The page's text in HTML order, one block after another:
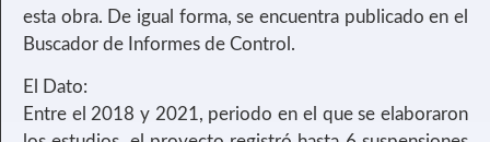
esta obra. De igual forma, se encuentra publicado en el
Buscador de Informes de Control.
El Dato:
Entre el 2018 y 2021, periodo en el que se elaboraron